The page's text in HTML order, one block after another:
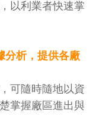
以利業者快速掌
分析，提供各廠
可隨時隨地以資
掌握廠區進出與